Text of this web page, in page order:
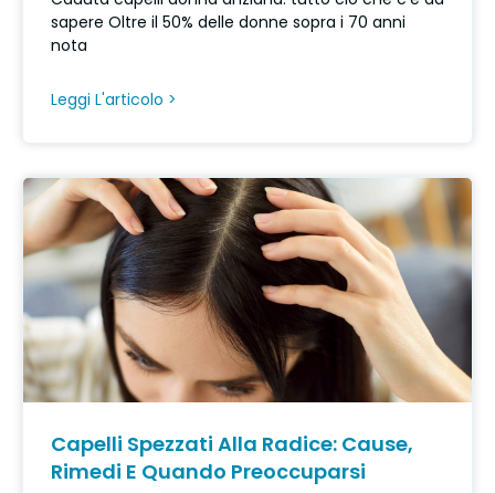
sapere Oltre il 50% delle donne sopra i 70 anni
nota
Leggi L'articolo >
Capelli Spezzati Alla Radice: Cause,
Rimedi E Quando Preoccuparsi